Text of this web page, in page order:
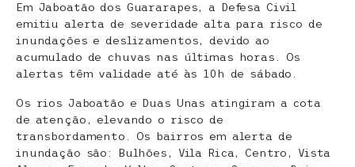
Em Jaboatão dos Guararapes, a Defesa Civil
emitiu alerta de severidade alta para risco de
inundações e deslizamentos, devido ao
acumulado de chuvas nas últimas horas. Os
alertas têm validade até às 10h de sábado.
Os rios Jaboatão e Duas Unas atingiram a cota
de atenção, elevando o risco de
transbordamento. Os bairros em alerta de
inundação são: Bulhões, Vila Rica, Centro, Vista